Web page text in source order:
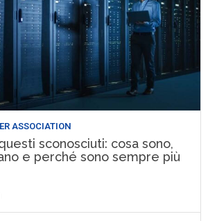
ASSOCIATION
sconosciuti: cosa sono,
e perché sono sempre più